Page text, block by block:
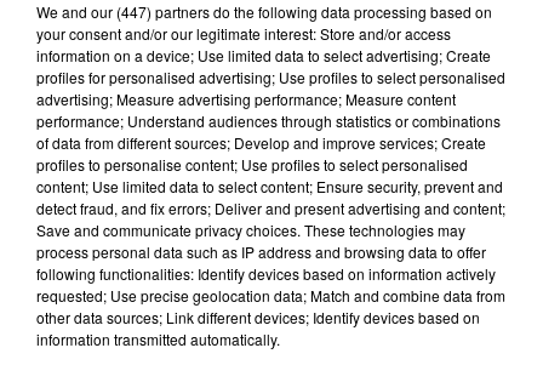
Lecture (5 min 31 sec)
100%
Les experts de Wilfried, Myriam Richard
We and our (447) partnersdo the following data processing based on
your consent and/or our legitimate interest: Store and/or access
information on a device; Use limited data to select advertising; Create
profiles for personalised advertising; Use profiles to select personalised
advertising; Measure advertising performance; Measure content
performance; Understand audiences through statistics or combinations
of data from different sources; Develop and improve services; Create
profiles to personalise content; Use profiles to select personalised
content; Use limited data to select content; Ensure security, prevent and
detect fraud, and fix errors; Deliver and present advertising and content;
Save and communicate privacy choices. These technologies may
process personal data such as IP address and browsing data to offer
following functionalities: Identify devices based on information actively
requested; Use precise geolocation data; Match and combine data from
other data sources; Link different devices; Identify devices based on
information transmitted automatically.